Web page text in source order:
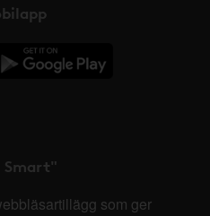
Smart"
som ger